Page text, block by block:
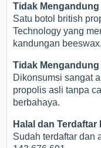
Tidak
Satu botol british
Technology yang
kandungan beeswax.
Tidak
Dikonsumsi sangat
propolis asli tanpa
berbahaya.
Halal dan Terdaftar
Sudah terdaftar dan